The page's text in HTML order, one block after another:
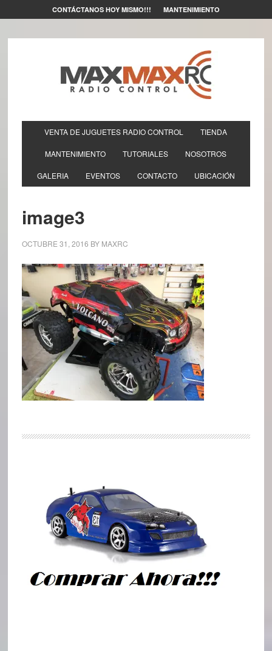
CONTÁCTANOS HOY MISMO!!! MANTENIMIENTO
VENTA DE JUGUETES RADIO CONTROL TIENDA
MANTENIMIENTO TUTORIALES NOSOTROS
GALERIA EVENTOS CONTACTO UBICACIÓN
image3
OCTUBRE 31, 2016 BY MAXRC